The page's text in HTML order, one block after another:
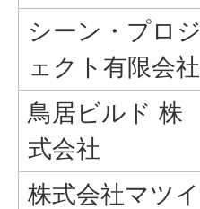
シーン・プロジ
ェクト有限会社
鳥居ビルド 株
式会社
株式会社マツイ